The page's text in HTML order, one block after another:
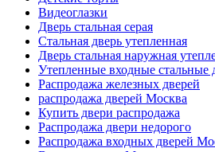
Видеоглазки
Дверь стальная серая
Стальная дверь утепленная
Дверь стальная наружная
Утепленные входные стальные
Распродажа железных дверей
распродажа дверей Москва
Купить двери распродажа
Распродажа двери недорого
Распродажа входных дверей